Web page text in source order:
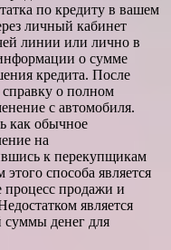
по кредиту в вашем
личный кабинет
линии или лично в
о сумме
кредита. После
о полном
с автомобиля.
как обычное
на
к перекупщикам
способа является
процесс продажи и
является
суммы денег для